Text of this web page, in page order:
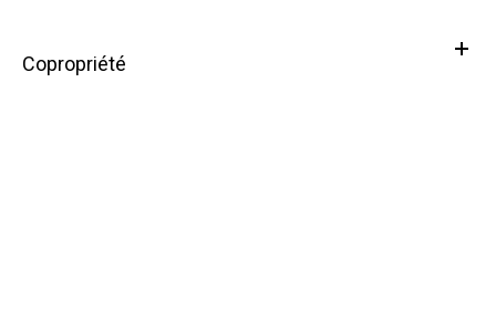
Copropriété